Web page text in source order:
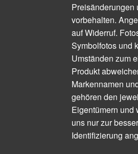
Preisänderungen
vorbehalten.
auf Widerruf.
Symbolfotos und
Umständen zum
Produkt
Markennamen
gehören den
Eigentümern und
uns nur zur
Identifizierung